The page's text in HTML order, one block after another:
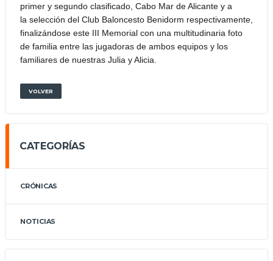
primer y segundo clasificado, Cabo Mar de Alicante y a
la selección del Club Baloncesto Benidorm respectivamente,
finalizándose este III Memorial con una multitudinaria foto
de familia entre las jugadoras de ambos equipos y los
familiares de nuestras Julia y Alicia.
VOLVER
CATEGORÍAS
CRÓNICAS
NOTICIAS